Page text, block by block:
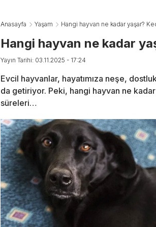
Anasayfa Yaşam Hangi hayvan ne kadar yaşar?
Hangi hayvan ne kadar
Yayın Tarihi: 03.11.2025 - 17:24
Evcil hayvanlar, hayatımıza neşe,
da getiriyor. Peki, hangi hayvan ne
süreleri…